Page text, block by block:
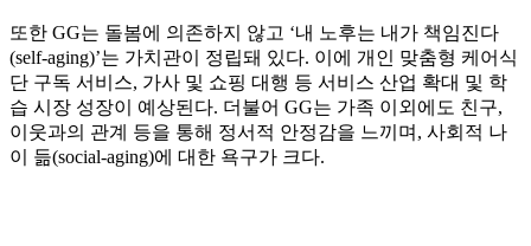
또한 GG는 돌봄에 의존하지 않고 ‘내 노후는 내가 책임진다
(self-aging)’는 가치관이 정립돼 있다. 이에 개인 맞춤형 케어식
단 구독 서비스, 가사 및 쇼핑 대행 등 서비스 산업 확대 및 학
습 시장 성장이 예상된다. 더불어 GG는 가족 이외에도 친구,
이웃과의 관계 등을 통해 정서적 안정감을 느끼며, 사회적 나
이 듦(social-aging)에 대한 욕구가 크다.